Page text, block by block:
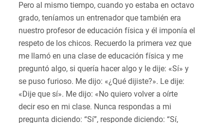
Pero al mismo tiempo, cuando yo estaba en octavo
grado, teníamos un entrenador que también era
nuestro profesor de educación física y él imponía el
respeto de los chicos. Recuerdo la primera vez que
me llamó en una clase de educación física y me
preguntó algo, si quería hacer algo y le dije: «Sí» y
se puso furioso. Me dijo: «¿Qué dijiste?». Le dije:
«Dije que sí». Me dijo: «No quiero volver a oírte
decir eso en mi clase. Nunca respondas a mi
pregunta diciendo: “Sí”, responde diciendo: “Sí,